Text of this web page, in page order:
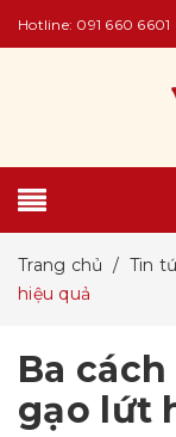
Hotline: 091 660 6601
Trang chủ / Tin
hiệu quả
Ba
gạo lứt